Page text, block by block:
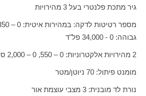
גיר מתכת פלנטרי בעל 3 מהירויות
גבוהה: 0 - 34,000 פל"ד
2 מהירויות אלקטרוניות: 0 – 550, 0 – 2,000 סל"ד
מומנט פיתול: 70 ניוטן/מטר
נורת לד מובנית: 3 מצבי עוצמת אור